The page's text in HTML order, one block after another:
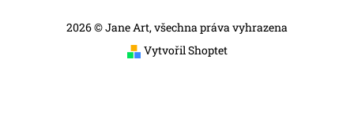
2026 © Jane Art, všechna práva vyhrazena
Vytvořil Shoptet